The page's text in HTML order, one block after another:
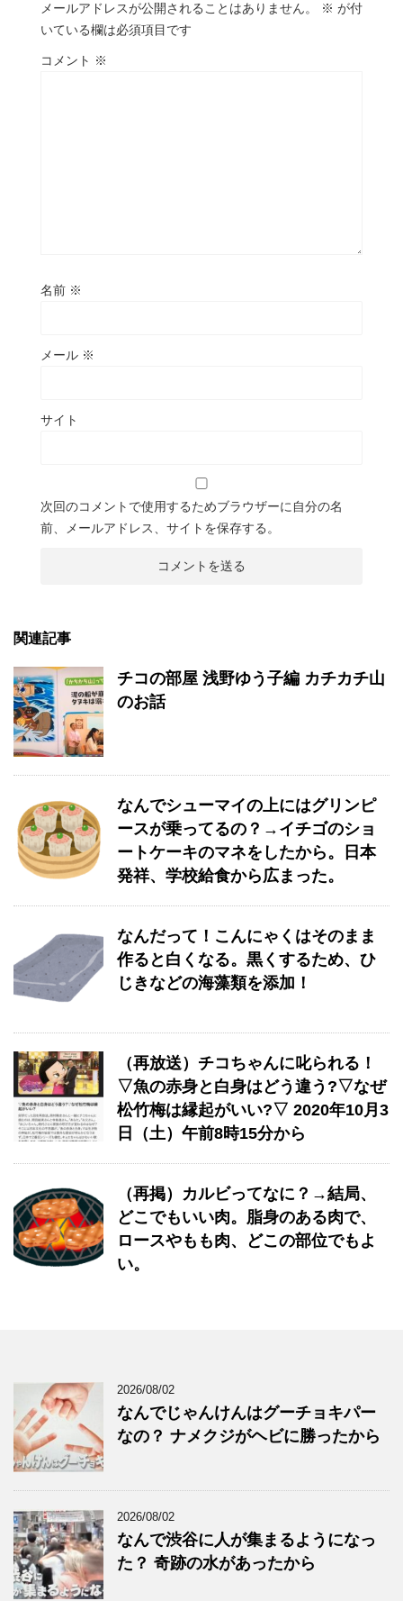
メールアドレスが公開されることはありません。 ※ が付
いている欄は必須項目です
コメント ※
名前 ※
メール ※
サイト
次回のコメントで使用するためブラウザーに自分の名
前、メールアドレス、サイトを保存する。
関連記事
チコの部屋 浅野ゆう子編 カチカチ山
のお話
なんでシューマイの上にはグリンピ
ースが乗ってるの？→イチゴのショ
ートケーキのマネをしたから。日本
発祥、学校給食から広まった。
なんだって！こんにゃくはそのまま
作ると白くなる。黒くするため、ひ
じきなどの海藻類を添加！
（再放送）チコちゃんに叱られる！
▽魚の赤身と白身はどう違う?▽なぜ
松竹梅は縁起がいい?▽ 2020年10月3
日（土）午前8時15分から
（再掲）カルビってなに？→結局、
どこでもいい肉。脂身のある肉で、
ロースやもも肉、どこの部位でもよ
い。
2026/08/02
なんでじゃんけんはグーチョキパー
なの？ ナメクジがヘビに勝ったから
2026/08/02
なんで渋谷に人が集まるようになっ
た？ 奇跡の水があったから